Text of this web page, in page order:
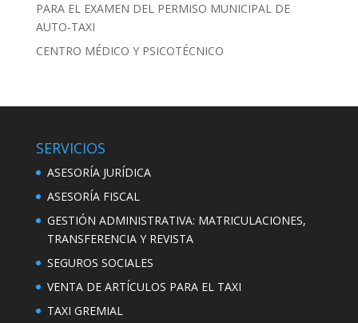
PARA EL EXAMEN DEL PERMISO MUNICIPAL DE
AUTO-TAXI
CENTRO MÉDICO Y PSICOTÉCNICO
SERVICIOS
ASESORÍA JURÍDICA
ASESORÍA FISCAL
GESTIÓN ADMINISTRATIVA: MATRICULACIONES,
TRANSFERENCIA Y REVISTA
SEGUROS SOCIALES
VENTA DE ARTÍCULOS PARA EL TAXI
TAXI GREMIAL